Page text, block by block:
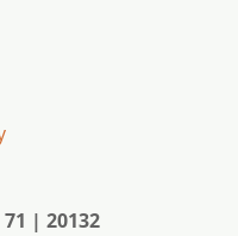
| 20132